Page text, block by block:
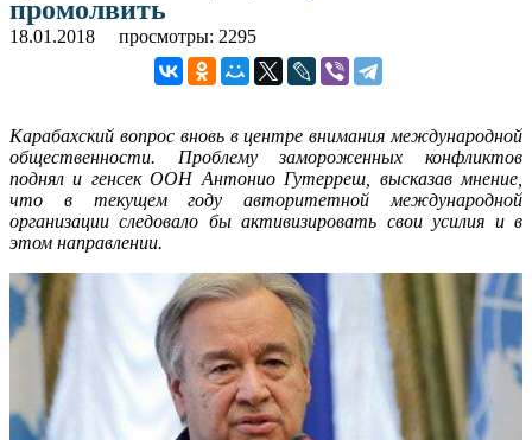
промолвить
18.01.2018 просмотры: 2295
Карабахский вопрос вновь в центре внимания международной
общественности. Проблему замороженных конфликтов
поднял и генсек ООН Антонио Гутерреш, высказав мнение,
что в текущем году авторитетной международной
организации следовало бы активизировать свои усилия и в
этом направлении.